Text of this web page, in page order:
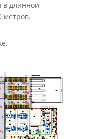
в длинной
метров.